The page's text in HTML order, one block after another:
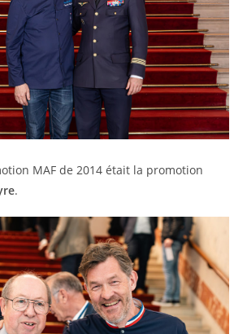
MAF de 2014 était la promotion
.